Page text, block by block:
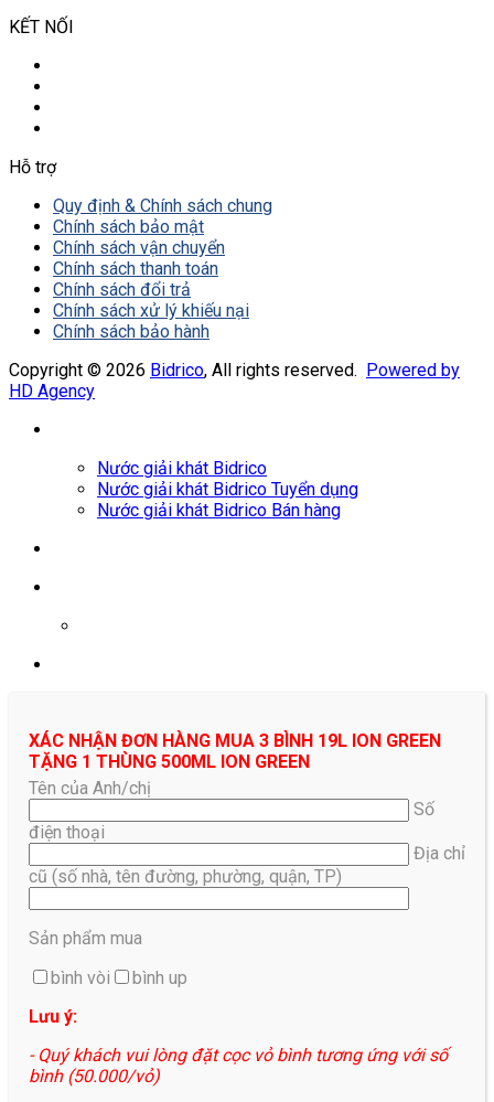
KẾT NỐI
Hỗ trợ
Quy định & Chính sách chung
Chính sách bảo mật
Chính sách vận chuyển
Chính sách thanh toán
Chính sách đổi trả
Chính sách xử lý khiếu nại
Chính sách bảo hành
Copyright © 2026 Bidrico, All rights reserved. Powered by
HD Agency
Nước giải khát Bidrico
Nước giải khát Bidrico Tuyển dụng
Nước giải khát Bidrico Bán hàng
XÁC NHẬN ĐƠN HÀNG MUA 3 BÌNH 19L ION GREEN
TẶNG 1 THÙNG 500ML ION GREEN
Tên của Anh/chị
Số
điện thoại
Địa chỉ
cũ (số nhà, tên đường, phường, quận, TP)
Sản phẩm mua
bình vòi
bình up
Lưu ý:
- Quý khách vui lòng đặt cọc vỏ bình tương ứng với số
bình (50.000/vỏ)